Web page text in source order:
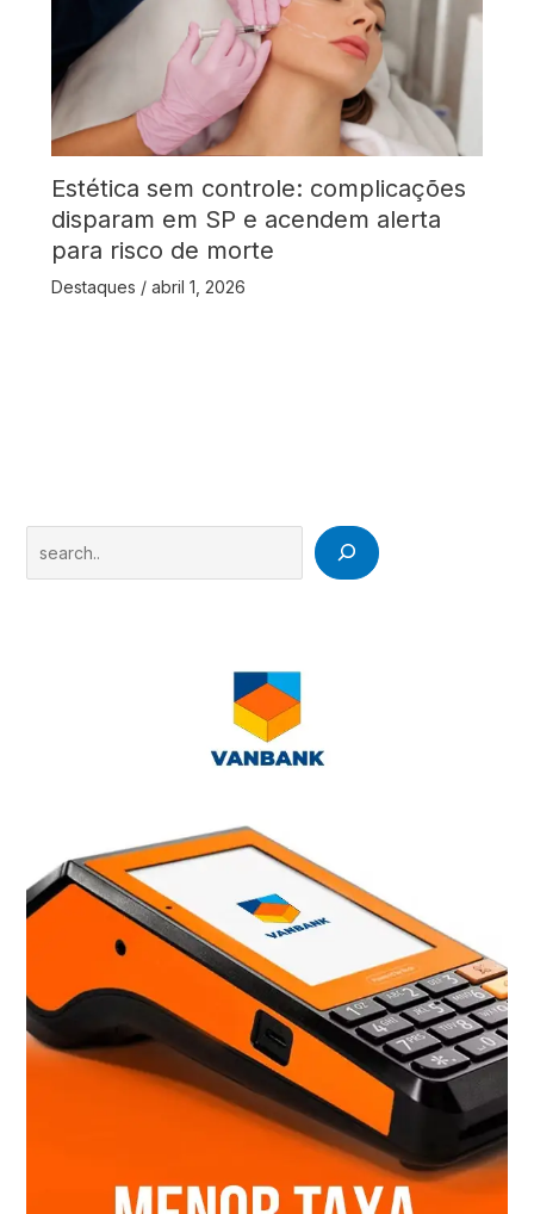
Estética sem controle: complicações
disparam em SP e acendem alerta
para risco de morte
Destaques / abril 1, 2026